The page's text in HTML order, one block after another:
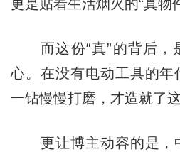
更是贴着生活烟火的“真物
而这份“真”的背后，
心。在没有电动工具的年
一钻慢慢打磨，才造就了
更让博主动容的是，